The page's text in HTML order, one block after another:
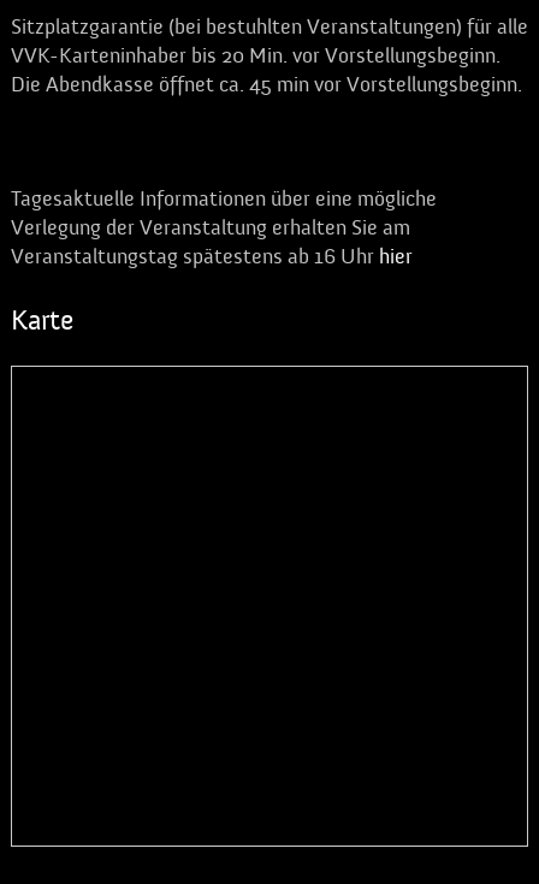
Sitzplatzgarantie (bei bestuhlten Veranstaltungen) für alle
VVK-Karteninhaber bis 20 Min. vor Vorstellungsbeginn.
Die Abendkasse öffnet ca. 45 min vor Vorstellungsbeginn.
Tagesaktuelle Informationen über eine mögliche
Verlegung der Veranstaltung erhalten Sie am
Veranstaltungstag spätestens ab 16 Uhr hier
Karte